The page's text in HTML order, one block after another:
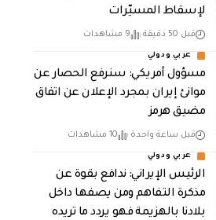
لإسقاط المسيّرات
قبل 50 دقيقة 9 مشاهدات
عربي ودولي
مسؤول أمريكي: سنرفع الحصار عن
موانئ إيران بمجرد الإعلان عن اتفاق
مضيق هرمز
قبل ساعة واحدة 10 مشاهدات
عربي ودولي
الرئيس الإيراني: ندافع بقوة عن
مذكرة التفاهم ومن يصفها داخل
بلادنا بالهزيمة فهو يردد ما تريده